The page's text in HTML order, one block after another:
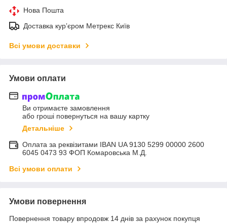
Нова Пошта
Доставка курʼєром Метрекс Київ
Всі умови доставки
Умови оплати
Ви отримаєте замовлення
або гроші повернуться на вашу картку
Детальніше
Оплата за реквізитами IBAN UA 9130 5299 00000 2600
6045 0473 93 ФОП Комаровська М.Д.
Всі умови оплати
Умови повернення
Повернення товару впродовж 14 днів за рахунок покупця